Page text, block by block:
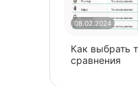
08.02.2024
Как выбрать
сравнения